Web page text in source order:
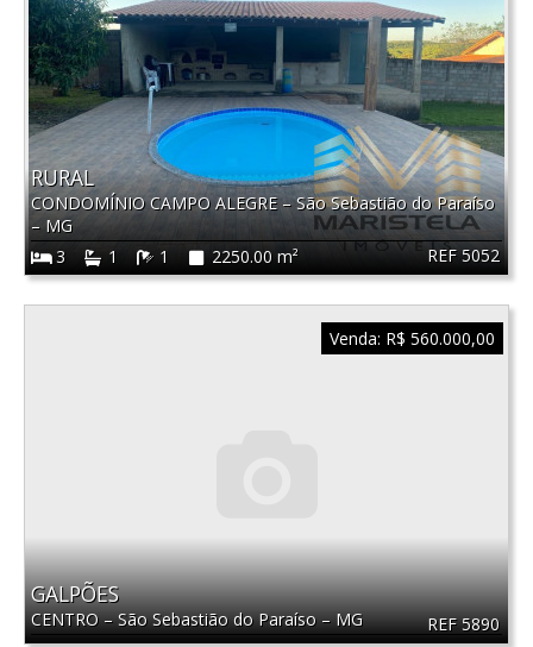
REF 5052
RURAL
CONDOMÍNIO CAMPO ALEGRE–São Sebastião do Paraíso
– MG
3
1 1 2250.00 m²
REF 5890
GALPÕES
CENTRO–São Sebastião do Paraíso–MG
Venda: R$ 560.000,00